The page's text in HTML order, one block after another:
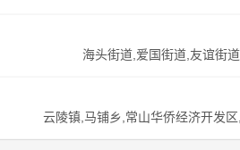
海头街道,爱国街道,友谊街
云陵镇,马铺乡,常山华侨经济开发